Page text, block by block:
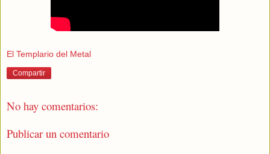
El Templario del Metal
Compartir
No hay comentarios:
Publicar un comentario